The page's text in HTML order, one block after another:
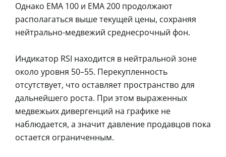
Однако EMA 100 и EMA 200 продолжают
располагаться выше текущей цены, сохраняя
нейтрально-медвежий среднесрочный фон.
Индикатор RSI находится в нейтральной зоне
около уровня 50–55. Перекупленность
отсутствует, что оставляет пространство для
дальнейшего роста. При этом выраженных
медвежьих дивергенций на графике не
наблюдается, а значит давление продавцов пока
остается ограниченным.